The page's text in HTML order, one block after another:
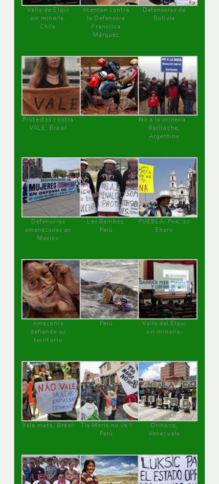
Valle de Elqui
sin minería.
Chile
Atentan contra
la Defensora
Francisca
Márquez
Defensoras de
Bolivia
Protestas contra
VALE, Brasil
No a la minería ,
Bariloche,
Argentina
Defensoras
amenazadas en
México
Las Bambas,
Perú
PUEBLA, Pue, 27
Enero
Amazonía
defiende su
territorio
Perú
Valle del Elqui
sin minería.
Vale mata, Brasil
Tía María no va !
Perú
Orinoco,
Venezuela